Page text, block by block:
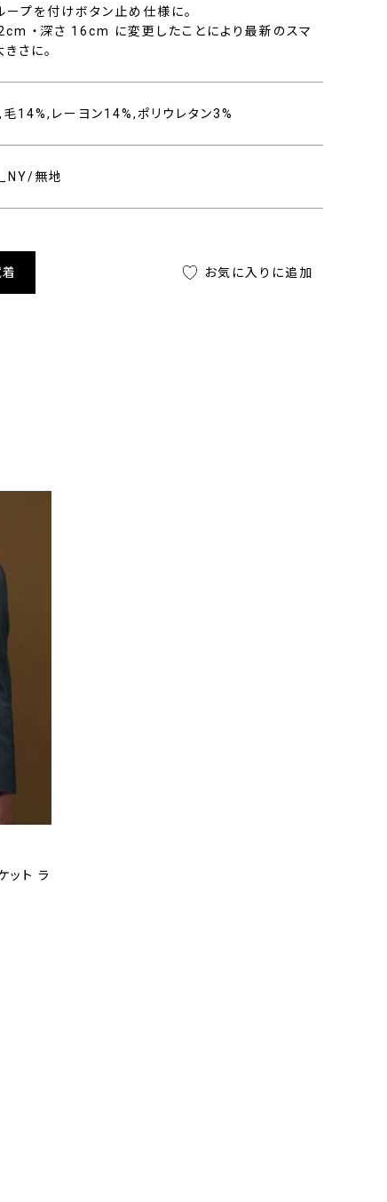
プを付けボタン止め仕様に。
・深さ 16cm に変更したことにより最新のスマ
さに。
14%,レーヨン14%,ポリウレタン3%
無地
お気に入りに追加
ット ラ